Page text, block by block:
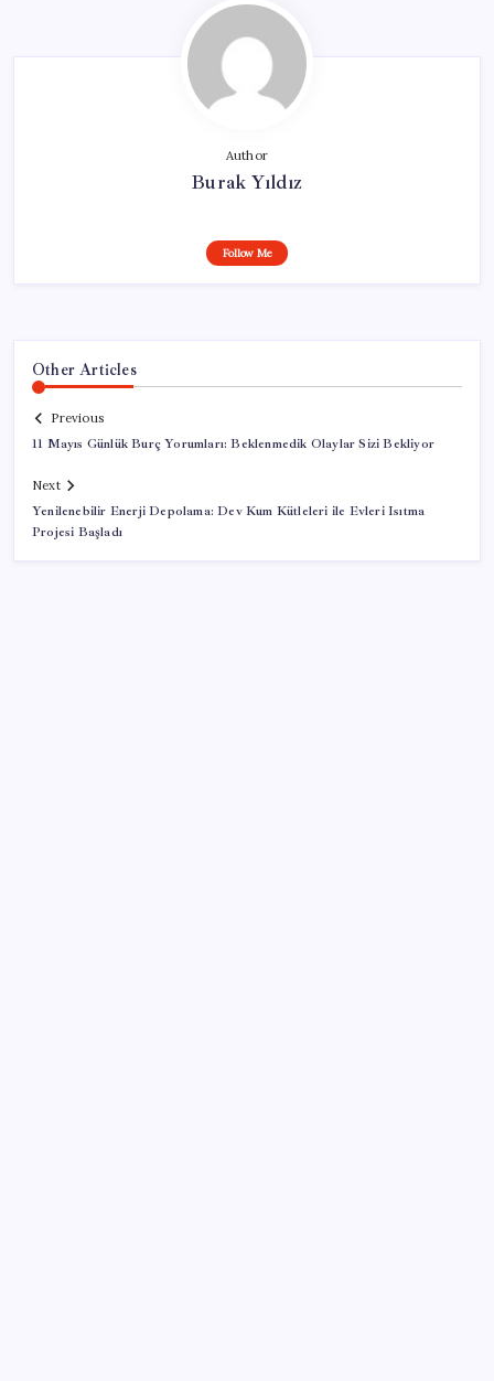
Author
Burak Yıldız
Follow Me
Other Articles
Previous
11 Mayıs Günlük Burç Yorumları: Beklenmedik Olaylar Sizi Bekliyor
Next
Yenilenebilir Enerji Depolama: Dev Kum Kütleleri ile Evleri Isıtma
Projesi Başladı